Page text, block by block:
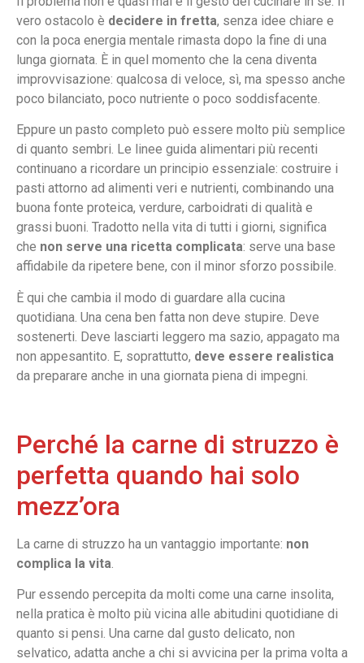
vero ostacolo è decidere in fretta, senza idee chiare e
con la poca energia mentale rimasta dopo la fine di una
lunga giornata. È in quel momento che la cena diventa
improvvisazione: qualcosa di veloce, sì, ma spesso anche
poco bilanciato, poco nutriente o poco soddisfacente.
Eppure un pasto completo può essere molto più semplice
di quanto sembri. Le linee guida alimentari più recenti
continuano a ricordare un principio essenziale: costruire i
pasti attorno ad alimenti veri e nutrienti, combinando una
buona fonte proteica, verdure, carboidrati di qualità e
grassi buoni. Tradotto nella vita di tutti i giorni, significa
che non serve una ricetta complicata: serve una base
affidabile da ripetere bene, con il minor sforzo possibile.
È qui che cambia il modo di guardare alla cucina
quotidiana. Una cena ben fatta non deve stupire. Deve
sostenerti. Deve lasciarti leggero ma sazio, appagato ma
non appesantito. E, soprattutto, deve essere realistica
da preparare anche in una giornata piena di impegni.
Perché la carne di struzzo è
perfetta quando hai solo
mezz’ora
La carne di struzzo ha un vantaggio importante: non
complica la vita
Pur essendo percepita da molti come una carne insolita,
nella pratica è molto più vicina alle abitudini quotidiane di
quanto si pensi. Una carne dal gusto delicato, non
selvatico, adatta anche a chi si avvicina per la prima volta a